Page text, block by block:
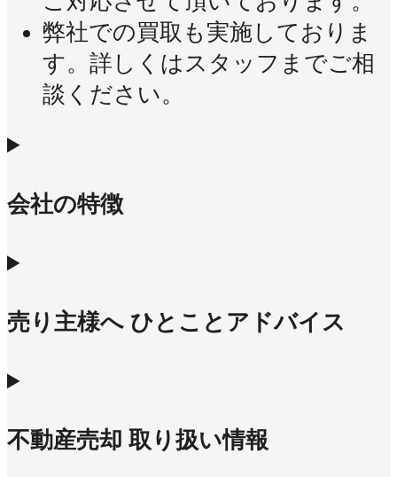
弊社での買取も実施しておりま
す。詳しくはスタッフまでご相
談ください。
会社の特徴
売り主様へ ひとことアドバイス
不動産売却 取り扱い情報